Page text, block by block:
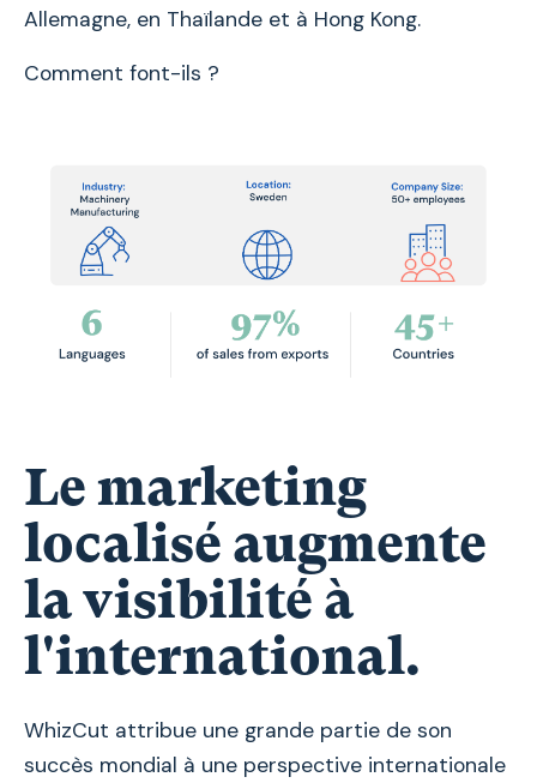
Allemagne, en Thaïlande et à Hong Kong.
Comment font-ils ?
Le marketing
localisé augmente
la visibilité à
l'international.
WhizCut attribue une grande partie de son
succès mondial à une perspective internationale